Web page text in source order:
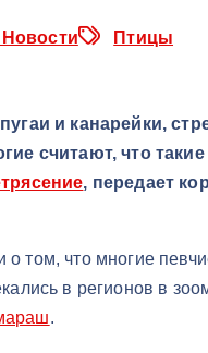
Новости Птицы
и канарейки,
считают, что
, передает
том, что многие
в регионов в
.